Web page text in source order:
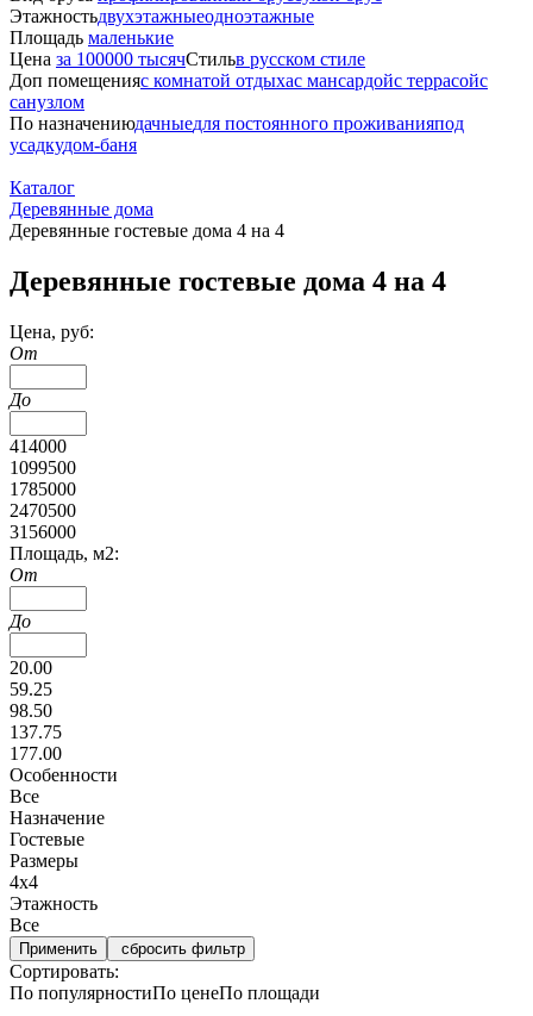
Этажностьдвухэтажныеодноэтажные
Площадь маленькие
Цена за 100000 тысячСтильв русском стиле
Доп помещенияс комнатой отдыхас мансардойс террасойс
санузлом
По назначениюдачныедля постоянного проживанияпод
усадкудом-баня
Каталог
Деревянные дома
Деревянные гостевые дома 4 на 4
Деревянные гостевые дома 4 на 4
Цена, руб:
От
До
414000
1099500
1785000
2470500
3156000
Площадь, м2:
От
До
20.00
59.25
98.50
137.75
177.00
Особенности
Все
Назначение
Гостевые
Размеры
4х4
Этажность
Все
сбросить фильтр
Сортировать:
По популярностиПо ценеПо площади